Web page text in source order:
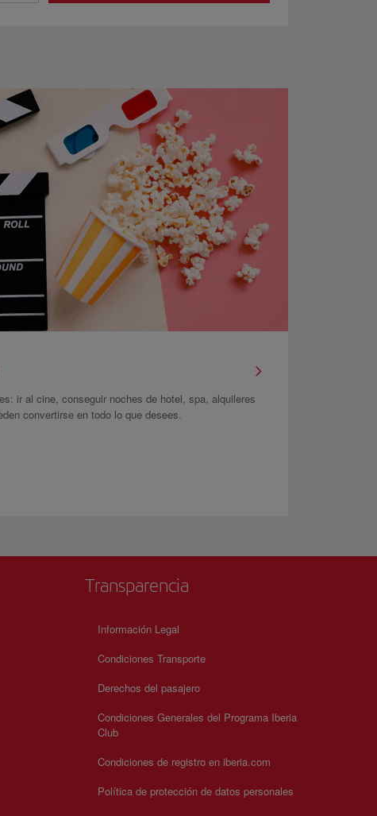
ir al cine, conseguir noches de hotel, spa, alquileres
convertirse en todo lo que desees.
Transparencia
Información Legal
Condiciones Transporte
Derechos del pasajero
Condiciones Generales del Programa Iberia
Club
Condiciones de registro en iberia.com
Política de protección de datos personales